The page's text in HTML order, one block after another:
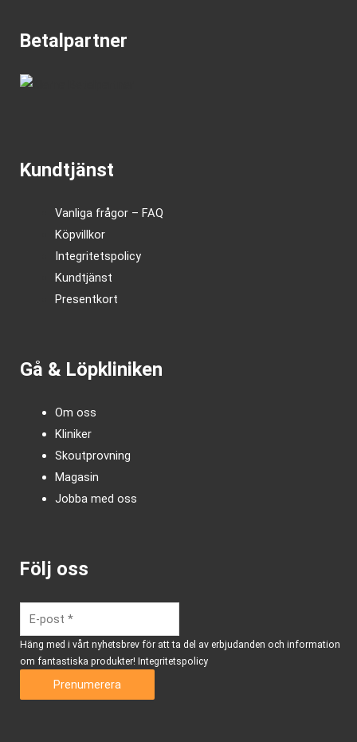
Betalpartner
Kundtjänst
Vanliga frågor – FAQ
Köpvillkor
Integritetspolicy
Kundtjänst
Presentkort
Gå & Löpkliniken
Om oss
Kliniker
Skoutprovning
Magasin
Jobba med oss
Följ oss
Häng med i vårt nyhetsbrev för att ta del av erbjudanden och information
om fantastiska produkter! Integritetspolicy